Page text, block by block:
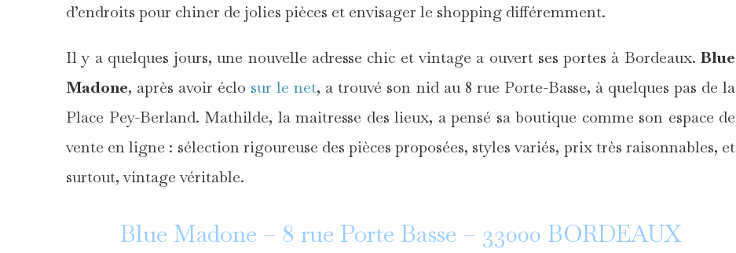
d’endroits pour chiner de jolies pièces et envisager le shopping différemment.
Il y a quelques jours, une nouvelle adresse chic et vintage a ouvert ses portes à Bordeaux. Blue
Madone, après avoir éclo sur le net, a trouvé son nid au 8 rue Porte-Basse, à quelques pas de la
Place Pey-Berland. Mathilde, la maitresse des lieux, a pensé sa boutique comme son espace de
vente en ligne : sélection rigoureuse des pièces proposées, styles variés, prix très raisonnables, et
surtout, vintage véritable.
Blue Madone – 8 rue Porte Basse – 33000 BORDEAUX